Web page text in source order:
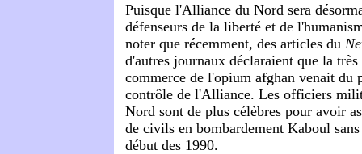
Puisque l'Alliance du Nord sera
défenseurs de la liberté et de
noter que récemment, des articles du
d'autres journaux déclaraient que la
commerce de l'opium afghan venait du
contrôle de l'Alliance. Les officiers
Nord sont de plus célèbres pour avoir
de civils en bombardement Kaboul
début des 1990.